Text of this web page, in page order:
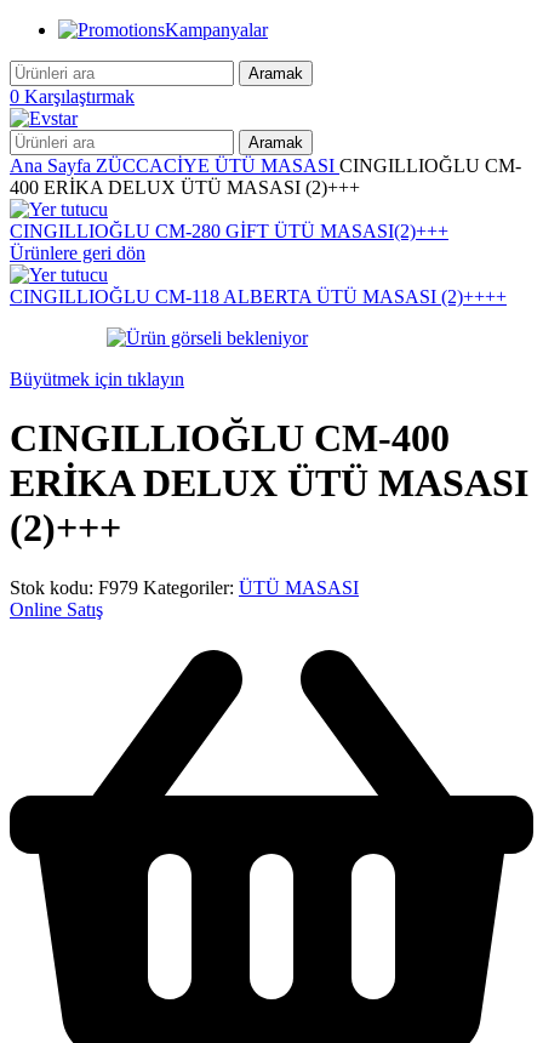
Kampanyalar
Aramak
0 Karşılaştırmak
Aramak
Ana Sayfa ZÜCCACİYE ÜTÜ MASASI CINGILLIOĞLU CM-
400 ERİKA DELUX ÜTÜ MASASI (2)+++
CINGILLIOĞLU CM-280 GİFT ÜTÜ MASASI(2)+++
Ürünlere geri dön
CINGILLIOĞLU CM-118 ALBERTA ÜTÜ MASASI (2)++++
Büyütmek için tıklayın
CINGILLIOĞLU CM-400
ERİKA DELUX ÜTÜ MASASI
(2)+++
Stok kodu: F979 Kategoriler: ÜTÜ MASASI
Online Satış